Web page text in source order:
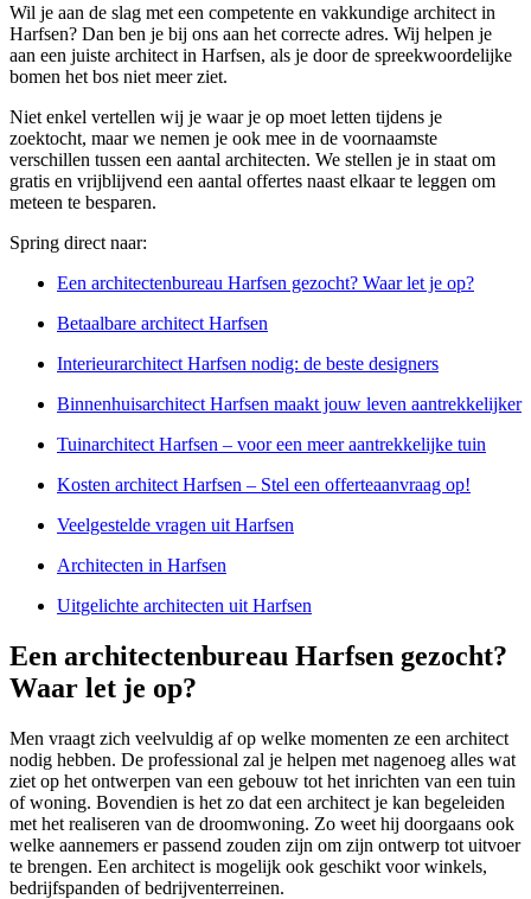
Wil je aan de slag met een competente en vakkundige architect in
Harfsen? Dan ben je bij ons aan het correcte adres. Wij helpen je
aan een juiste architect in Harfsen, als je door de spreekwoordelijke
bomen het bos niet meer ziet.
Niet enkel vertellen wij je waar je op moet letten tijdens je
zoektocht, maar we nemen je ook mee in de voornaamste
verschillen tussen een aantal architecten. We stellen je in staat om
gratis en vrijblijvend een aantal offertes naast elkaar te leggen om
meteen te besparen.
Spring direct naar:
Een architectenbureau Harfsen gezocht? Waar let je op?
Betaalbare architect Harfsen
Interieurarchitect Harfsen nodig: de beste designers
Binnenhuisarchitect Harfsen maakt jouw leven aantrekkelijker
Tuinarchitect Harfsen – voor een meer aantrekkelijke tuin
Kosten architect Harfsen – Stel een offerteaanvraag op!
Veelgestelde vragen uit Harfsen
Architecten in Harfsen
Uitgelichte architecten uit Harfsen
Een architectenbureau Harfsen gezocht?
Waar let je op?
Men vraagt zich veelvuldig af op welke momenten ze een architect
nodig hebben. De professional zal je helpen met nagenoeg alles wat
ziet op het ontwerpen van een gebouw tot het inrichten van een tuin
of woning. Bovendien is het zo dat een architect je kan begeleiden
met het realiseren van de droomwoning. Zo weet hij doorgaans ook
welke aannemers er passend zouden zijn om zijn ontwerp tot uitvoer
te brengen. Een architect is mogelijk ook geschikt voor winkels,
bedrijfspanden of bedrijventerreinen.